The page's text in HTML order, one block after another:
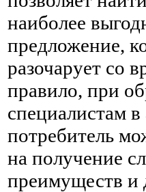
наиболее
предложение,
разочарует со
правило, при
специалистам в
потребитель
на получение
преимуществ и